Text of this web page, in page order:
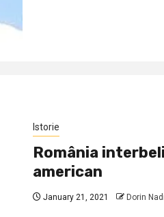
Istorie
România
american
January 21, 2021 Dorin